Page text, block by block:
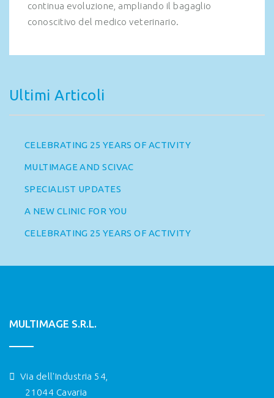
continua evoluzione, ampliando il bagaglio
conoscitivo del medico veterinario.
Ultimi Articoli
CELEBRATING 25 YEARS OF ACTIVITY
MULTIMAGE AND SCIVAC
SPECIALIST UPDATES
A NEW CLINIC FOR YOU
CELEBRATING 25 YEARS OF ACTIVITY
MULTIMAGE S.R.L.
Via dell'Industria 54,
21044 Cavaria